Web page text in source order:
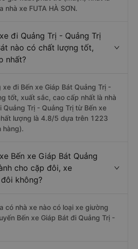
nhà xe FUTA HÀ SƠN.
đi Quảng Trị - Quảng Trị
nào có chất lượng tốt,
nhất?
đi Bến xe Giáp Bát Quảng Trị -
tốt, xuất sắc, cao cấp nhất là nhà
Quảng Trị - Quảng Trị từ Bến xe
lượng là 4.8/5 dựa trên 1223
hàng).
Bến xe Giáp Bát Quảng
cho cặp đôi, xe
không?
có nhà xe nào có loại xe giường
Bến xe Giáp Bát đi Quảng Trị -